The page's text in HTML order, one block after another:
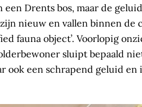
Drents bos, maar de
nieuw en vallen binnen
fauna object’. Voorlopig
sluipt bepaald
ook een schrapend geluid